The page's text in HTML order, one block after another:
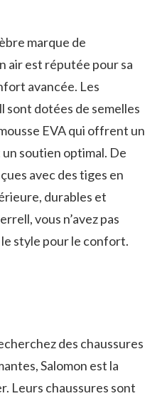
marque ⁣de
air est‌ réputée ‍pour sa
avancée. Les
sont dotées de semelles
EVA qui offrent un
soutien optimal. De
avec des tiges en
durables et
vous n’avez pas
style‍ pour le confort.
des chaussures
Salomon est la
Leurs chaussures sont